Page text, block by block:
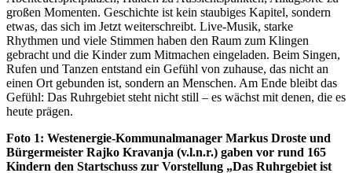
großen Momenten. Geschichte ist kein staubiges Kapitel, sondern
etwas, das sich im Jetzt weiterschreibt. Live-Musik, starke
Rhythmen und viele Stimmen haben den Raum zum Klingen
gebracht und die Kinder zum Mitmachen eingeladen. Beim Singen,
Rufen und Tanzen entstand ein Gefühl von zuhause, das nicht an
einen Ort gebunden ist, sondern an Menschen. Am Ende bleibt das
Gefühl: Das Ruhrgebiet steht nicht still – es wächst mit denen, die es
heute prägen.
Foto 1: Westenergie-Kommunalmanager Markus Droste und
Bürgermeister Rajko Kravanja (v.l.n.r.) gaben vor rund 165
Kindern den Startschuss zur Vorstellung „Das Ruhrgebiet ist